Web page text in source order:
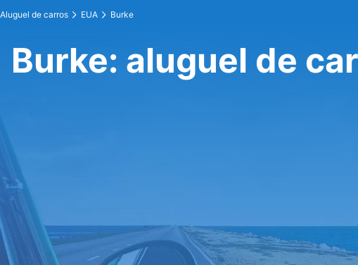
Aluguel de carros EUA Burke
Burke: aluguel de